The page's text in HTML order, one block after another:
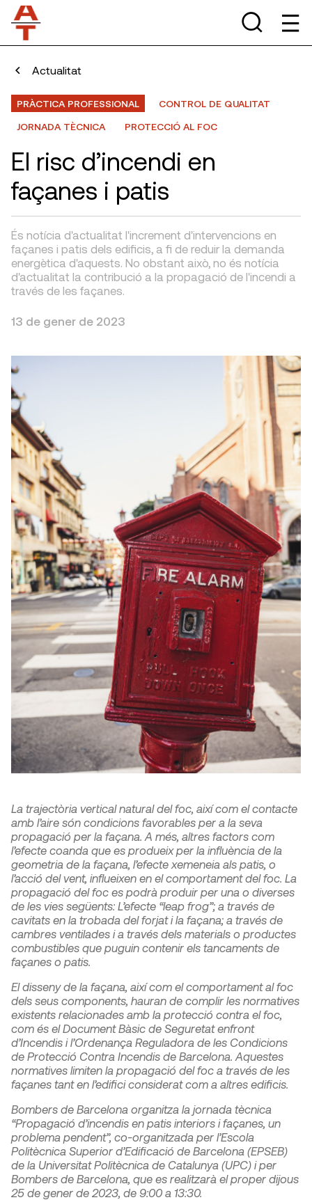
Actualitat
PRÀCTICA PROFESSIONAL
CONTROL DE QUALITAT
JORNADA TÈCNICA
PROTECCIÓ AL FOC
El risc d’incendi en
façanes i patis
És notícia d'actualitat l'increment d'intervencions en
façanes i patis dels edificis, a fi de reduir la demanda
energètica d'aquests. No obstant això, no és notícia
d'actualitat la contribució a la propagació de l'incendi a
través de les façanes.
13 de gener de 2023
La trajectòria vertical natural del foc, així com el contacte
amb l’aire són condicions favorables per a la seva
propagació per la façana. A més, altres factors com
l’efecte coanda que es produeix per la influència de la
geometria de la façana, l’efecte xemeneia als patis, o
l’acció del vent, influeixen en el comportament del foc. La
propagació del foc es podrà produir per una o diverses
de les vies següents: L’efecte “leap frog”; a través de
cavitats en la trobada del forjat i la façana; a través de
cambres ventilades i a través dels materials o productes
combustibles que puguin contenir els tancaments de
façanes o patis.
El disseny de la façana, així com el comportament al foc
dels seus components, hauran de complir les normatives
existents relacionades amb la protecció contra el foc,
com és el Document Bàsic de Seguretat enfront
d’Incendis i l’Ordenança Reguladora de les Condicions
de Protecció Contra Incendis de Barcelona. Aquestes
normatives limiten la propagació del foc a través de les
façanes tant en l’edifici considerat com a altres edificis.
Bombers de Barcelona organitza la jornada tècnica
“Propagació d’incendis en patis interiors i façanes, un
problema pendent”, co-organitzada per l’Escola
Politècnica Superior d’Edificació de Barcelona (EPSEB)
de la Universitat Politècnica de Catalunya (UPC) i per
Bombers de Barcelona, que es realitzarà el proper dijous
25 de gener de 2023, de 9:00 a 13:30.